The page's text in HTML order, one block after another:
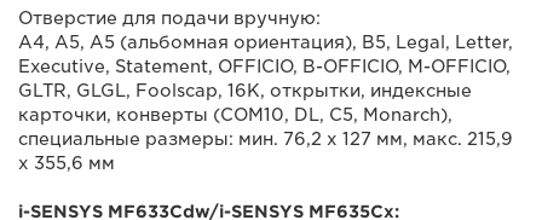
Отверстие для подачи вручную:
A4, A5, A5 (альбомная ориентация), B5, Legal, Letter,
Executive, Statement, OFFICIO, B-OFFICIO, M-OFFICIO,
GLTR, GLGL, Foolscap, 16K, открытки, индексные
карточки, конверты (COM10, DL, C5, Monarch),
специальные размеры: мин. 76,2 x 127 мм, макс. 215,9
х 355,6 мм
i-SENSYS MF633Cdw/i-SENSYS MF635Cx: